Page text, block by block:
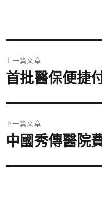
章
上一篇文章
上
篇
文
章:
首批醫保便捷
下一篇文章
下
篇
中國秀傳醫院